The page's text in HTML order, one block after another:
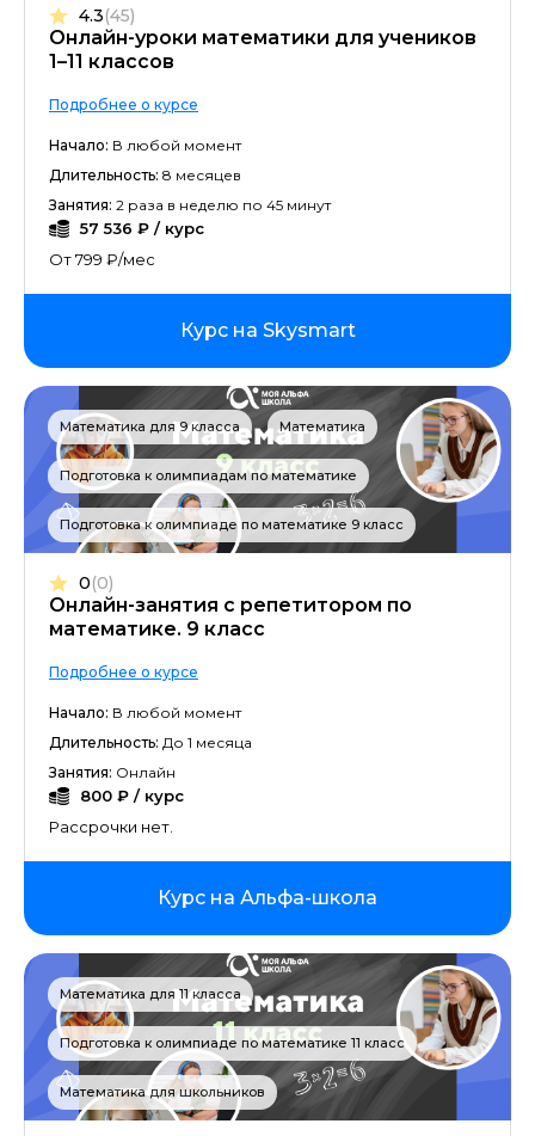
Онлайн-уроки математики для учеников
1–11 классов
4.3(45)
Подробнее о курсе
Начало: В любой момент
Длительность: 8 месяцев
Занятия: 2 раза в неделю по 45 минут
57 536 ₽ / курс
От 799 ₽/мес
Курс на Skysmart
Математика для 9 класса Математика
Подготовка к олимпиадам по математике
Подготовка к олимпиаде по математике 9 класс
Онлайн-занятия с репетитором по
математике. 9 класс
0(0)
Подробнее о курсе
Начало: В любой момент
Длительность: До 1 месяца
Занятия: Онлайн
800 ₽ / курс
Рассрочки нет.
Курс на Альфа-школа
Математика для 11 класса
Подготовка к олимпиаде по математике 11 класс
Математика для школьников